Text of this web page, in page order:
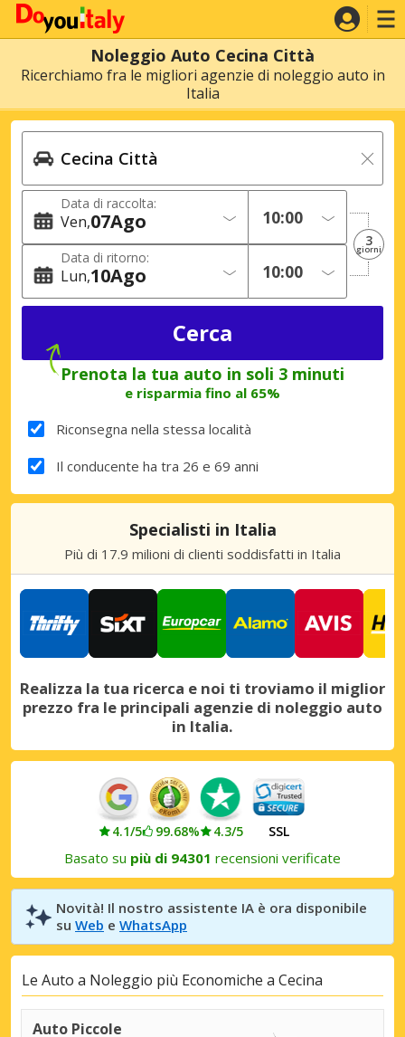
Noleggio Auto Cecina Città
Ricerchiamo fra le migliori agenzie di noleggio auto in
Italia
Data di raccolta:
Ven 07Ago
Data di ritorno:
Lun 10Ago
3
giorni
Prenota la tua auto in soli 3 minuti
e risparmia fino al 65%
Riconsegna nella stessa località
Il conducente ha tra 26 e 69 anni
Specialisti in Italia
Più di 17.9 milioni di clienti soddisfatti in Italia
Realizza la tua ricerca e noi ti troviamo il miglior
prezzo fra le principali agenzie di noleggio auto
in Italia.
4.1/5 99.68% 4.3/5 SSL
Basato su più di 94301 recensioni verificate
Novità! Il nostro assistente IA è ora disponibile
su Web e WhatsApp
Le Auto a Noleggio più Economiche a Cecina
Auto Piccole